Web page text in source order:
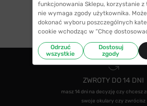
1
ZWROTY DO 14 DNI
masz 14 dni na decyzję czy chcesz
swoje okulary czy zwrócisz
funkcjonowania Sklepu, korzystanie z
nie wymaga zgody użytkownika.
dokonać wyboru poszczególnych
cookie wchodząc w “Chcę
Odrzuć
wszystkie
Dostosuj
zgody